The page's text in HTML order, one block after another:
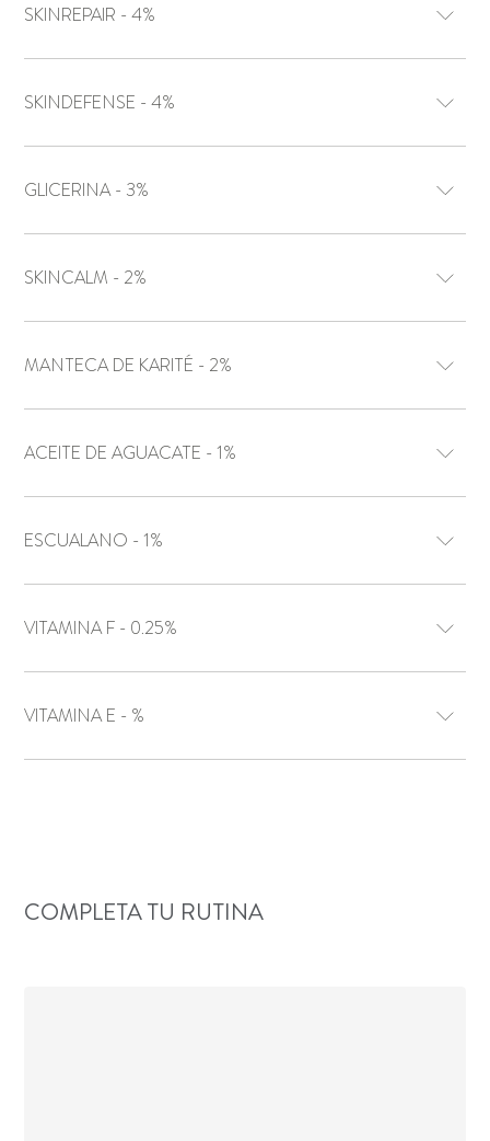
SKINREPAIR - 4%
SKINDEFENSE - 4%
GLICERINA - 3%
SKINCALM - 2%
MANTECA DE KARITÉ - 2%
ACEITE DE AGUACATE - 1%
ESCUALANO - 1%
VITAMINA F - 0.25%
VITAMINA E - %
COMPLETA TU RUTINA